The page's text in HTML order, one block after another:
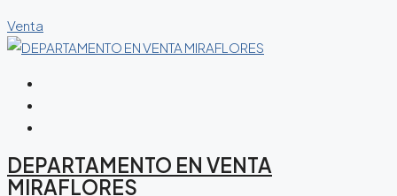
Venta
DEPARTAMENTO EN VENTA
MIRAFLORES